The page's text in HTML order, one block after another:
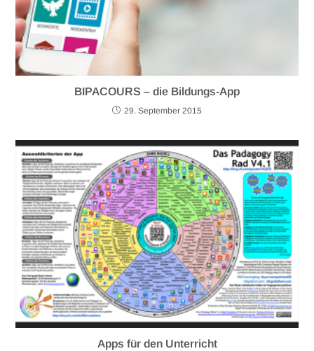
BIPACOURS – die Bildungs-App
29. September 2015
Apps für den Unterricht